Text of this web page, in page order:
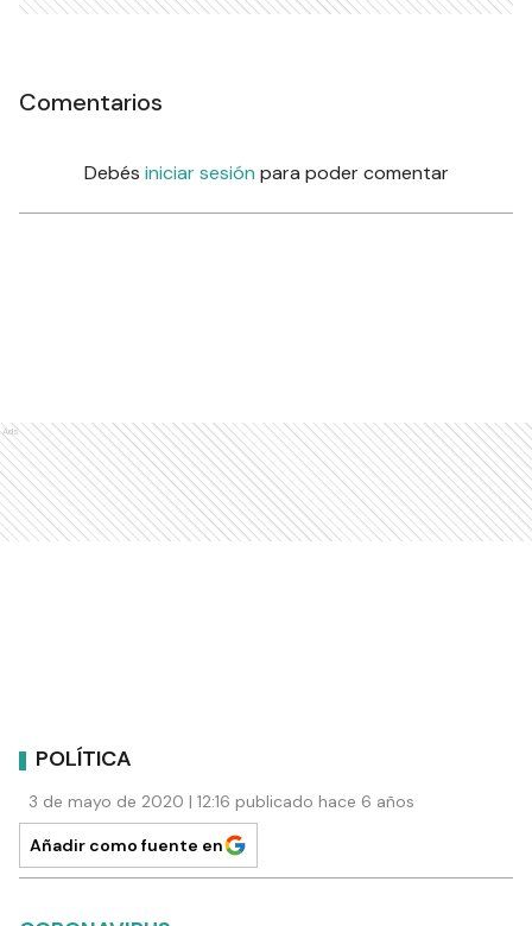
Comentarios
Debés iniciar sesión para poder comentar
Ads
POLÍTICA
3 de mayo de 2020 | 12:16 publicado hace 6 años
Añadir como fuente en